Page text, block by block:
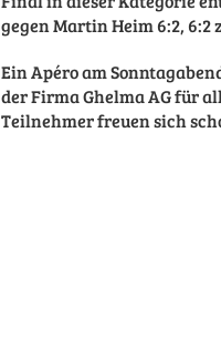
gegen Martin Heim 6:2, 6:2
Ein Apéro am
der Firma Ghelma AG für
Teilnehmer freuen sich